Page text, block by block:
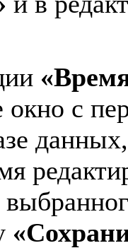
с